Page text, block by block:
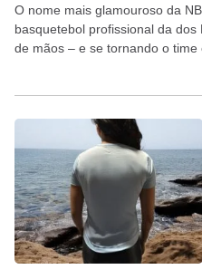
O nome mais glamouroso da
basquetebol profissional da
de mãos – e se tornando o time